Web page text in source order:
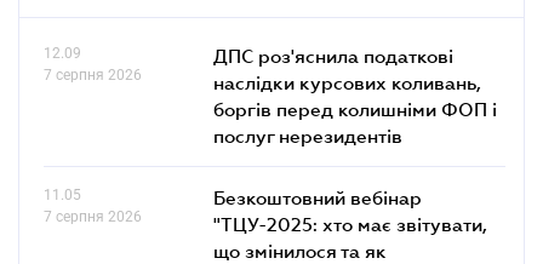
12.09
7 серпня 2026
ДПС роз'яснила податкові
наслідки курсових коливань,
боргів перед колишніми ФОП і
послуг нерезидентів
11.05
7 серпня 2026
Безкоштовний вебінар
"ТЦУ-2025: хто має звітувати,
що змінилося та як